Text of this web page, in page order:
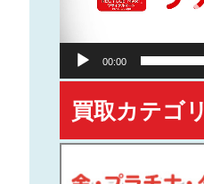
ヤ
00:00
買取カテゴリ